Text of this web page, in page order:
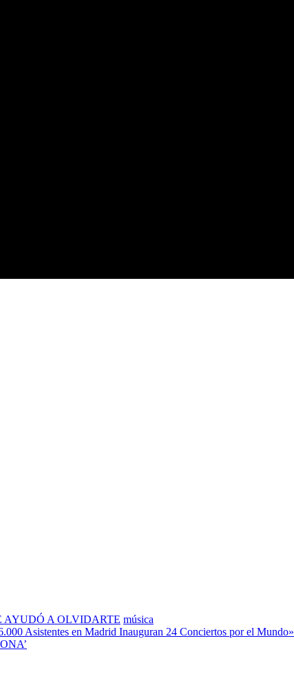
AYUDÓ A OLVIDARTE música
Asistentes en Madrid Inauguran 24 Conciertos por el Mundo»